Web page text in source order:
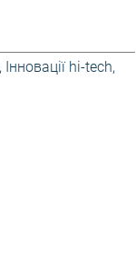
, Інновації hi-tech,